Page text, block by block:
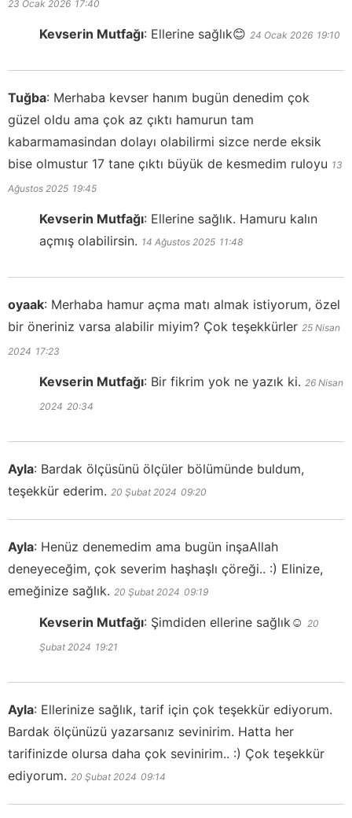
23 Ocak 2026 17:40
Kevserin Mutfağı: Ellerine sağlık😊 24 Ocak 2026 19:10
Tuğba: Merhaba kevser hanım bugün denedim çok
güzel oldu ama çok az çıktı hamurun tam
kabarmamasindan dolayı olabilirmi sizce nerde eksik
bise olmustur 17 tane çıktı büyük de kesmedim ruloyu 13
Ağustos 2025 19:45
Kevserin Mutfağı: Ellerine sağlık. Hamuru kalın
açmış olabilirsin. 14 Ağustos 2025 11:48
oyaak: Merhaba hamur açma matı almak istiyorum, özel
bir öneriniz varsa alabilir miyim? Çok teşekkürler 25 Nisan
2024 17:23
Kevserin Mutfağı: Bir fikrim yok ne yazık ki. 26 Nisan
2024 20:34
Ayla: Bardak ölçüsünü ölçüler bölümünde buldum,
teşekkür ederim. 20 Şubat 2024 09:20
Ayla: Henüz denemedim ama bugün inşaAllah
deneyeceğim, çok severim haşhaşlı çöreği.. :) Elinize,
emeğinize sağlık. 20 Şubat 2024 09:19
Kevserin Mutfağı: Şimdiden ellerine sağlık☺️ 20
Şubat 2024 19:21
Ayla: Ellerinize sağlık, tarif için çok teşekkür ediyorum.
Bardak ölçünüzü yazarsanız sevinirim. Hatta her
tarifinizde olursa daha çok sevinirim.. :) Çok teşekkür
ediyorum. 20 Şubat 2024 09:14